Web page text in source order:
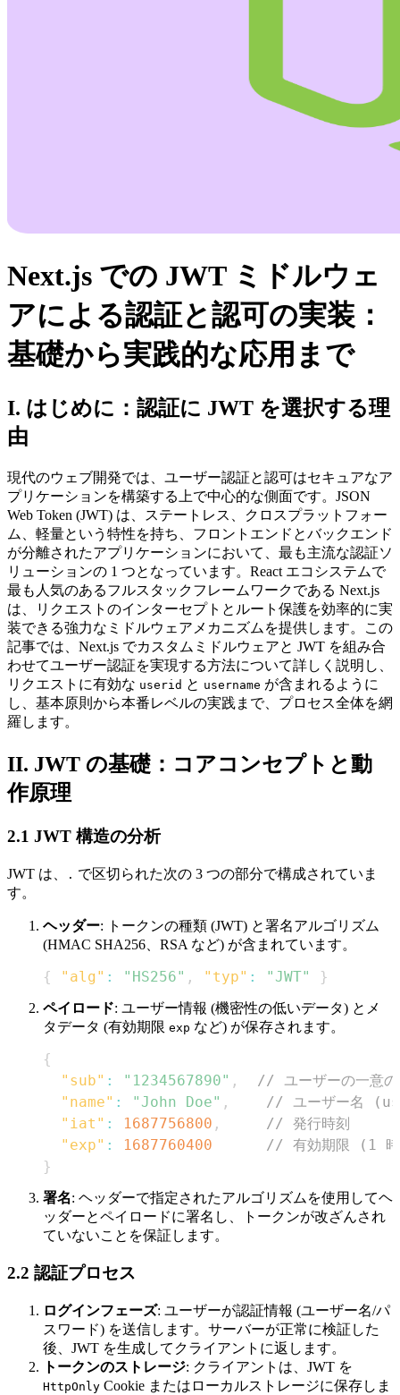
Next.js での JWT ミドルウェ
アによる認証と認可の実装：
基礎から実践的な応用まで
I. はじめに：認証に JWT を選択する理
由
現代のウェブ開発では、ユーザー認証と認可はセキュアなア
プリケーションを構築する上で中心的な側面です。JSON
Web Token (JWT) は、ステートレス、クロスプラットフォー
ム、軽量という特性を持ち、フロントエンドとバックエンド
が分離されたアプリケーションにおいて、最も主流な認証ソ
リューションの 1 つとなっています。React エコシステムで
最も人気のあるフルスタックフレームワークである Next.js
は、リクエストのインターセプトとルート保護を効率的に実
装できる強力なミドルウェアメカニズムを提供します。この
記事では、Next.js でカスタムミドルウェアと JWT を組み合
わせてユーザー認証を実現する方法について詳しく説明し、
リクエストに有効な userid と username が含まれるように
し、基本原則から本番レベルの実践まで、プロセス全体を網
羅します。
II. JWT の基礎：コアコンセプトと動
作原理
2.1 JWT 構造の分析
JWT は、 . で区切られた次の 3 つの部分で構成されていま
す。
ヘッダー: トークンの種類 (JWT) と署名アルゴリズム
(HMAC SHA256、RSA など) が含まれています。
{ "alg" : "HS256" , "typ" : "JWT" }
ペイロード: ユーザー情報 (機密性の低いデータ) とメ
タデータ (有効期限 exp など) が保存されます。
{
"sub" : "1234567890" ,
// ユーザーの一意
"name" : "John Doe" ,
// ユーザー名
"iat" : 1687756800 ,
// 発行時刻
"exp" : 1687760400
// 有効期限 (1 時
}
署名: ヘッダーで指定されたアルゴリズムを使用してヘ
ッダーとペイロードに署名し、トークンが改ざんされ
ていないことを保証します。
2.2 認証プロセス
ログインフェーズ: ユーザーが認証情報 (ユーザー名/パ
スワード) を送信します。サーバーが正常に検証した
後、JWT を生成してクライアントに返します。
トークンのストレージ: クライアントは、JWT を
HttpOnly Cookie またはローカルストレージに保存しま